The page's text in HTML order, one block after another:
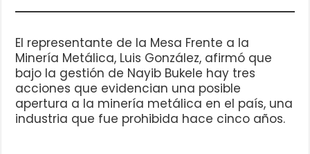
El representante de la Mesa Frente a la
Minería Metálica, Luis González, afirmó que
bajo la gestión de Nayib Bukele hay tres
acciones que evidencian una posible
apertura a la minería metálica en el país, una
industria que fue prohibida hace cinco años.